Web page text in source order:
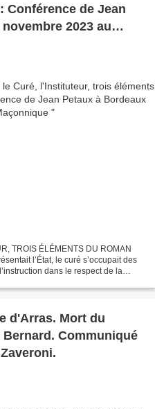
Conférence de Jean
2023 au
TROIS ÉLÉMENTS DU ROMAN
l’État, le curé s’occupait des
dans le respect de la
d'Arras. Mort du
Communiqué